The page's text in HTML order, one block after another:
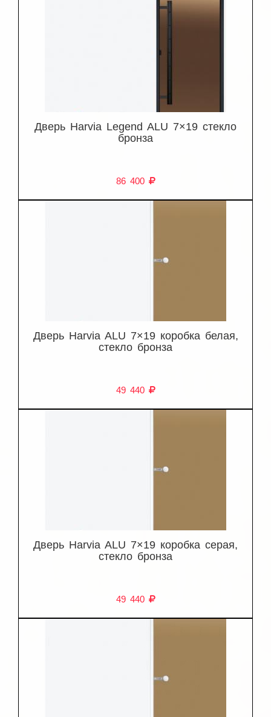
Дверь Harvia Legend ALU 7×19 стекло
бронза
86 400
Дверь Harvia ALU 7×19 коробка белая,
стекло бронза
49 440
Дверь Harvia ALU 7×19 коробка серая,
стекло бронза
49 440